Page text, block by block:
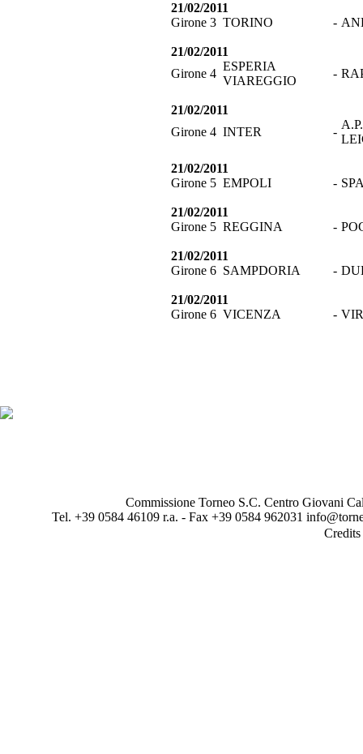
21/02/2011
Girone 3 TORINO -
21/02/2011
Girone 4
ESPERIA
VIAREGGIO
-
21/02/2011
Girone 4 INTER -
21/02/2011
Girone 5 EMPOLI -
21/02/2011
Girone 5 REGGINA -
21/02/2011
Girone 6 SAMPDORIA -
21/02/2011
Girone 6 VICENZA -
Commissione Torneo S.C. Centro Giovani
Tel. +39 0584 46109 r.a. - Fax +39 0584 962031
Credits